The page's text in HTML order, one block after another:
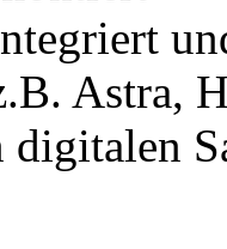
Astra,